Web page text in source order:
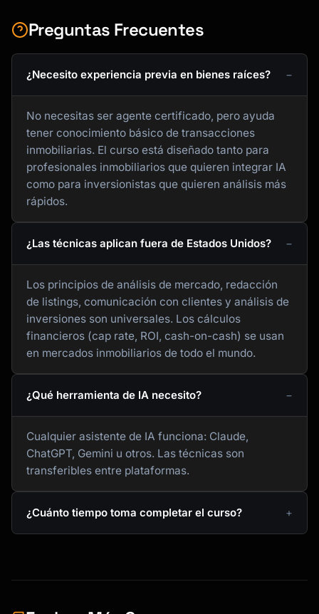
Preguntas Frecuentes
¿Necesito experiencia previa en bienes raíces?
No necesitas ser agente certificado, pero ayuda
tener conocimiento básico de transacciones
inmobiliarias. El curso está diseñado tanto para
profesionales inmobiliarios que quieren integrar IA
como para inversionistas que quieren análisis más
rápidos.
¿Las técnicas aplican fuera de Estados Unidos?
Los principios de análisis de mercado, redacción
de listings, comunicación con clientes y análisis de
inversiones son universales. Los cálculos
financieros (cap rate, ROI, cash-on-cash) se usan
en mercados inmobiliarios de todo el mundo.
¿Qué herramienta de IA necesito?
Cualquier asistente de IA funciona: Claude,
ChatGPT, Gemini u otros. Las técnicas son
transferibles entre plataformas.
¿Cuánto tiempo toma completar el curso?